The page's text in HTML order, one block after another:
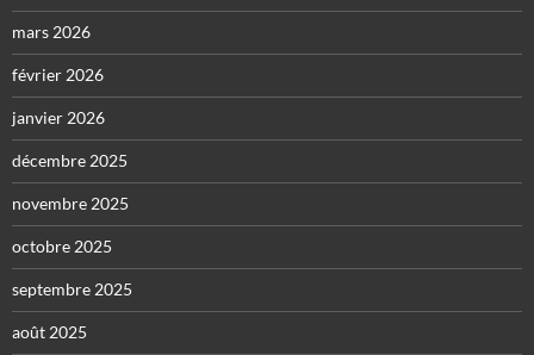
mars 2026
février 2026
janvier 2026
décembre 2025
novembre 2025
octobre 2025
septembre 2025
août 2025